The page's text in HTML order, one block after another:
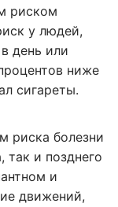
риском
у людей,
день или
ниже
сигареты.
риска болезни
так и позднего
и
движений,